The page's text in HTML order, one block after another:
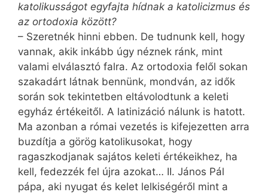
katolikusságot egyfajta hídnak a katolicizmus és
az ortodoxia között?
– Szeretnék hinni ebben. De tudnunk kell, hogy
vannak, akik inkább úgy néznek ránk, mint
valami elválasztó falra. Az ortodoxia felől sokan
szakadárt látnak bennünk, mondván, az idők
során sok tekintetben eltávolodtunk a keleti
egyház értékeitől. A latinizáció nálunk is hatott.
Ma azonban a római vezetés is kifejezetten arra
buzdítja a görög katolikusokat, hogy
ragaszkodjanak sajátos keleti értékeikhez, ha
kell, fedezzék fel újra azokat… II. János Pál
pápa, aki nyugat és kelet lelkiségéről mint a